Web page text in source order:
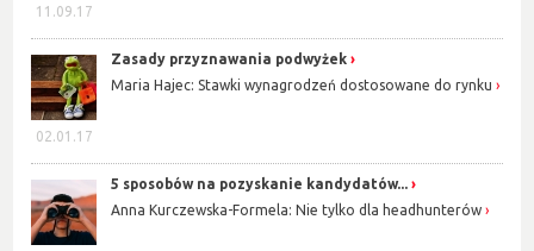
11.09.17
02.01.17
Zasady przyznawania podwyżek
Maria Hajec: Stawki wynagrodzeń dostosowane do rynku
5 sposobów na pozyskanie kandydatów...
Anna Kurczewska-Formela: Nie tylko dla headhunterów